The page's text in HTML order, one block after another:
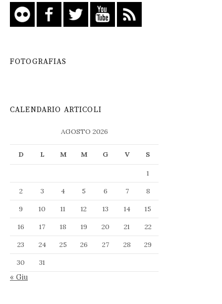
FOTOGRAFIAS
CALENDARIO ARTICOLI
AGOSTO 2026
D L M M G V S
1
2
3 4 5 6 7
8
9
10 11 12 13 14
15
16
17 18 19 20 21
22
23
24 25 26 27 28
29
30
31
« Giu